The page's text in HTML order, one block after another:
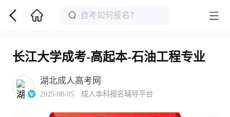
长江大学成考-高起本-石油工程专业
湖北成人高考网
2025-08-05 成人本科报名辅导平台